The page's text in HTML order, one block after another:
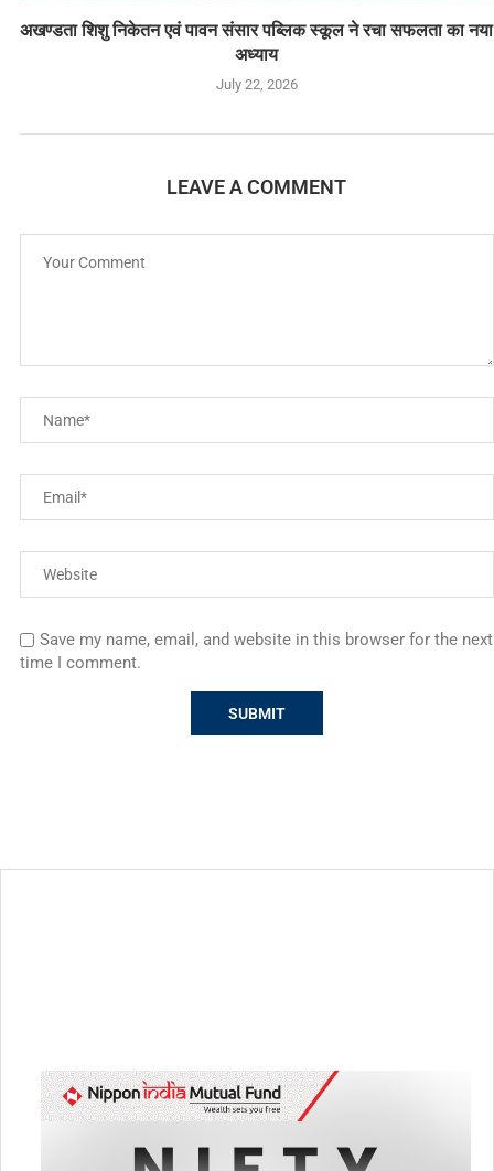
अखण्डता शिशु निकेतन एवं पावन संसार पब्लिक स्कूल ने रचा सफलता का नया
अध्याय
July 22, 2026
LEAVE A COMMENT
Save my name, email, and website in this browser for the next
time I comment.